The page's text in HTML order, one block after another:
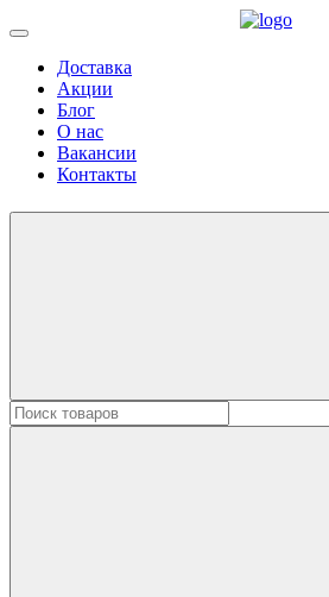
Доставка
Акции
Блог
О нас
Вакансии
Контакты
Искать: